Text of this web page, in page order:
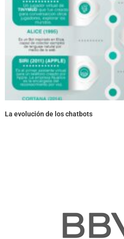
La evolución de los chatbots